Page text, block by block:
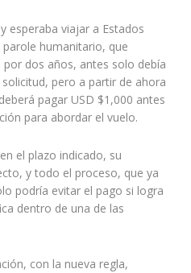
esperaba viajar a Estados
humanitario, que
dos años, antes solo debía
pero a partir de ahora
pagar USD $1,000 antes
para abordar el vuelo.
el plazo indicado, su
y todo el proceso, que ya
podría evitar el pago si logra
dentro de una de las
con la nueva regla,